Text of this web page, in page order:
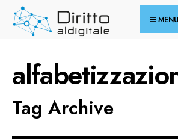
Skip
MENU
Tag Archive